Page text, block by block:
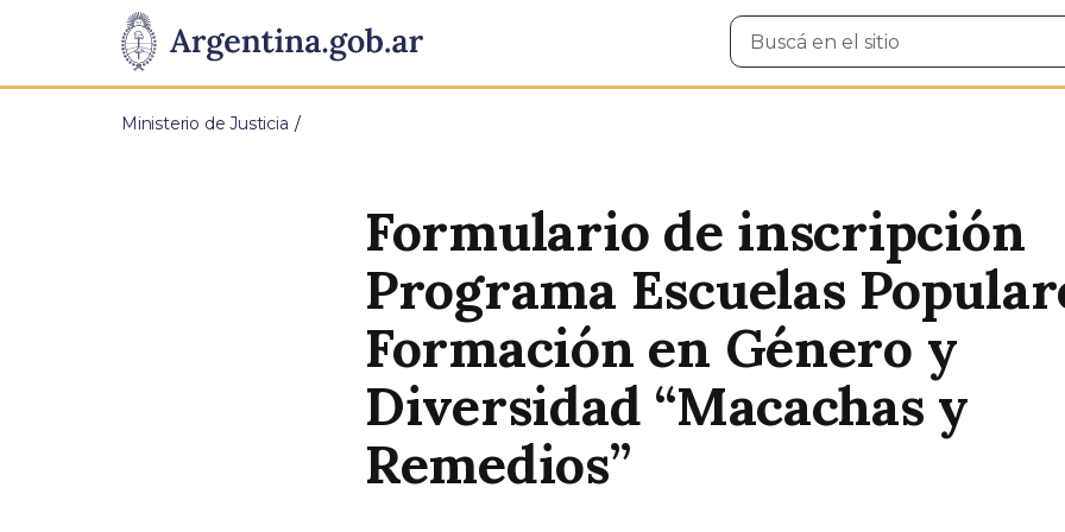
Presidencia
de
Pasar al contenido principal
Buscar
en
Ministerio de Justicia
Formulario de inscripción
Programa Escuelas
Formación en Género y
Diversidad “Macachas y
Remedios”